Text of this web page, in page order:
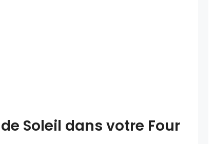
Soleil dans votre Four